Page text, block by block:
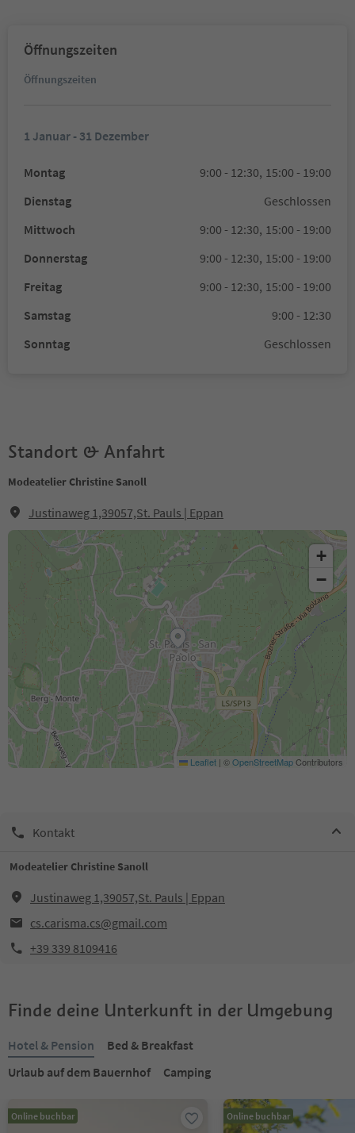
Öffnungszeiten
Öffnungszeiten
1 Januar - 31 Dezember
Montag 9:00 - 12:30, 15:00 - 19:00
Dienstag
Geschlossen
Mittwoch
9:00 - 12:30, 15:00 - 19:00
Donnerstag
9:00 - 12:30, 15:00 - 19:00
Freitag
9:00 - 12:30, 15:00 - 19:00
Samstag
9:00 - 12:30
Sonntag
Geschlossen
Standort & Anfahrt
Modeatelier Christine Sanoll
Justinaweg 1,39057,St. Pauls | Eppan
+
−
Leaflet | ©OpenStreetMapContributors
Kontakt
Modeatelier Christine Sanoll
Justinaweg 1,39057,St. Pauls | Eppan
cs.carisma.cs@gmail.com
+39 339 8109416
Finde deine Unterkunft in der Umgebung
Hotel & Pension
Bed & Breakfast
Urlaub auf dem Bauernhof
Camping
Online buchbar Online buchbar